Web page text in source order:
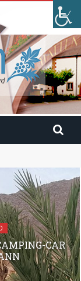
car avec
CAR